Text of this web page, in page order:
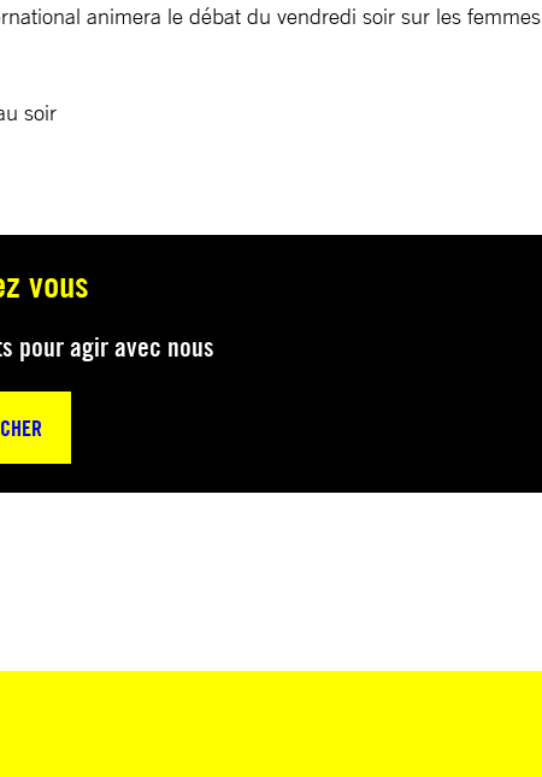
animera le débat du vendredi soir sur les femmes
soir
vous
pour agir avec nous